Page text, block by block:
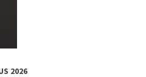
2026